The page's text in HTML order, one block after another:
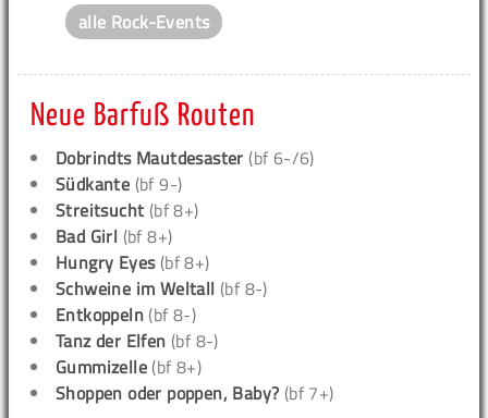
alle Rock-Events
Neue Barfuß Routen
Dobrindts Mautdesaster (bf 6-/6)
Südkante (bf 9-)
Streitsucht (bf 8+)
Bad Girl (bf 8+)
Hungry Eyes(bf 8+)
Schweine im Weltall (bf 8-)
Entkoppeln (bf 8-)
Tanz der Elfen (bf 8-)
Gummizelle (bf 8+)
Shoppen oder poppen, Baby? (bf 7+)